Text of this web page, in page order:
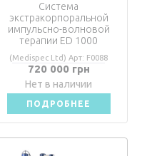
Система
экстракорпоральной
импульсно-волновой
терапии ED 1000
(Medispec Ltd) Арт: F0088
720 000 грн
Нет в наличии
ПОДРОБНЕЕ